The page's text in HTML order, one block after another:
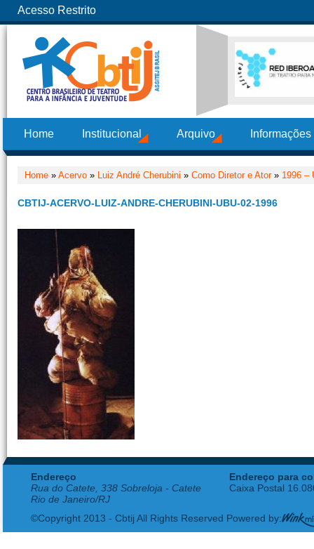
Acesso Restrito
Home Institucional Arquivo
Home » Acervo » Luiz André Cherubini » Como Diretor e Ator» 1996 –
CBTIJ-ACERVO-LUIZ-ANDRE-CHERUBINI-UBU-02-1996
Endereço
Rua do Catete, 338 Sobreloja - Catete
Rio de Janeiro/RJ
Endereço para
Caixa Postal
©Copyright 2013 - Cbtij All Rights Reserved Powered by: